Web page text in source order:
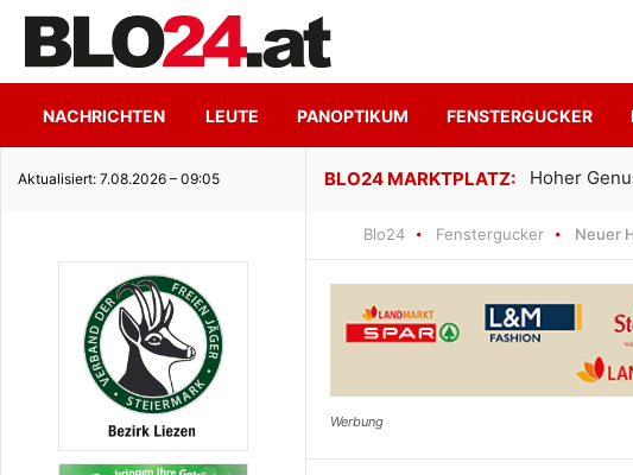
NACHRICHTEN LEUTE PANOPTIKUM FENSTERGUCKER
Aktualisiert: 7.08.2026 – 09:05
Seeidylle
Blo24 Fenstergucker Neuer